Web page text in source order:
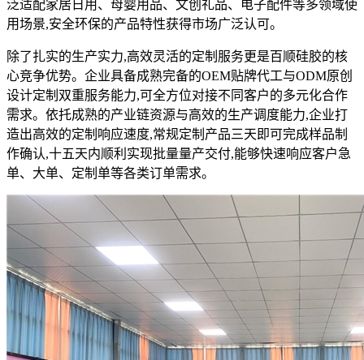
泛适配家居日用、母婴用品、文创礼品、电子配件等多领域使
用场景,安全环保的产品特性获得市场广泛认可。
除了扎实的生产实力,高效灵活的定制服务更是百顺硅胶的核
心竞争优势。企业具备成熟完备的OEM贴牌代工与ODM原创
设计定制双重服务能力,可全方位对接不同客户的多元化合作
需求。依托成熟的产业链资源与高效的生产调度能力,企业打
造出高效的定制响应速度,常规定制产品三天即可完成样品制
作确认,十五天内顺利实现批量量产交付,能够快速响应客户急
单、大单、定制单等各类订单需求。